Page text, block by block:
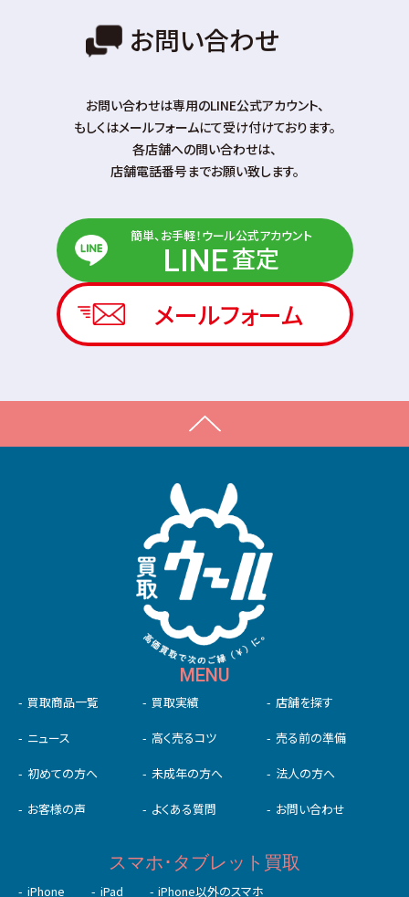
お問い合わせ
お問い合わせは専⽤のLINE公式アカウント、
もしくはメールフォームにて受け付けております。
各店舗への問い合わせは、
店舗電話番号までお願い致します。
簡単、お手軽！ウール公式アカウント
LINE査定
メールフォーム
MENU
買取商品一覧 買取実績 店舗を探す
ニュース 高く売るコツ 売る前の準備
初めての⽅へ 未成年の⽅へ 法人の方へ
お客様の声 よくある質問 お問い合わせ
スマホ･タブレット買取
iPhone iPad iPhone以外のスマホ